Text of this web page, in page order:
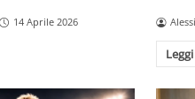
14 Aprile 2026